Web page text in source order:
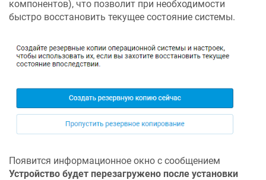
компонентов), что позволит при необходимости
быстро восстановить текущее состояние системы.
Появится информационное окно с сообщением
Устройство будет перезагружено после установки